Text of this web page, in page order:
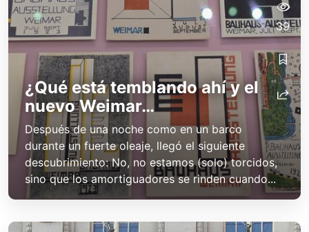
¿Qué está temblando ahí y el
nuevo Weimar…
Después de una noche como en un barco
durante un fuerte oleaje, llegó el siguiente
descubrimiento: No, no estamos (solo) torcidos,
sino que los amortiguadores se rinden cuando...
39